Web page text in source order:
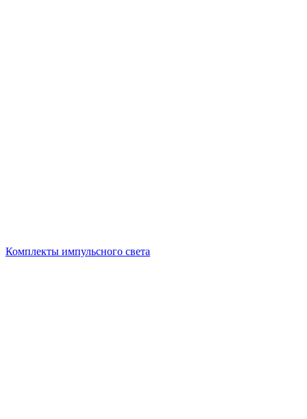
Комплекты импульсного света